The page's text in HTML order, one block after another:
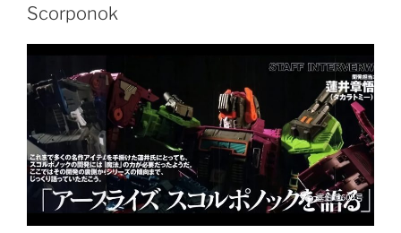
Scorponok